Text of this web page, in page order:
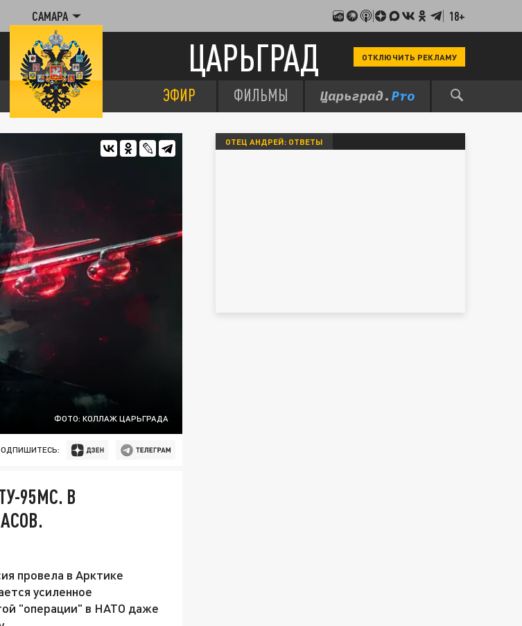
САМАРА 18+
ЦАРЬГРАД ОТКЛЮЧИТЬ РЕКЛАМУ
ЭФИР ФИЛЬМЫ
ФОТО: КОЛЛАЖ ЦАРЬГРАДА
95МС. В
провела в Арктике
усиленное
"операции" в НАТО даже
ОТЕЦ АНДРЕЙ: ОТВЕТЫ